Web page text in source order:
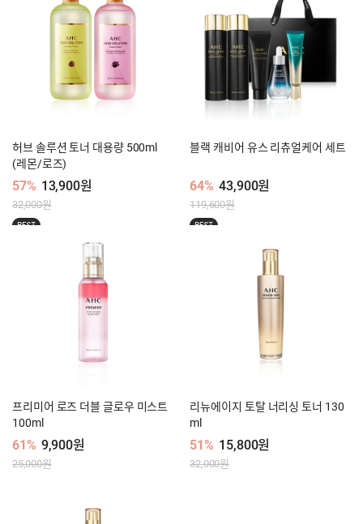
허브 솔루션 토너 대용량 500ml
(레몬/로즈)
57% 13,900원
32,000원
BEST
블랙 캐비어 유스 리츄얼케어 세트
64% 43,900원
119,600원
BEST
프리미어 로즈 더블 글로우 미스트
100ml
61% 9,900원
25,000원
리뉴에이지 토탈 너리싱 토너 130
ml
51% 15,800원
32,000원